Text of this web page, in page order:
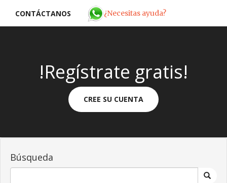
CONTÁCTANOS ¿Necesitas ayuda?
!Regístrate gratis!
CREE SU CUENTA
Búsqueda